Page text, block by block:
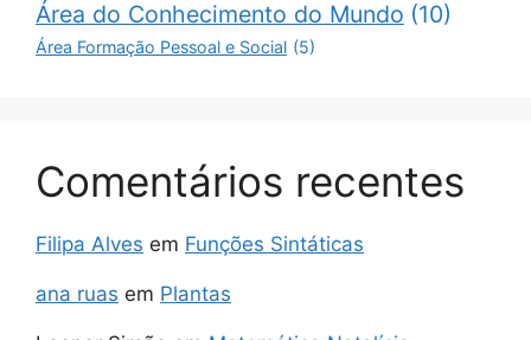
Área do Conhecimento do Mundo (10)
Área Formação Pessoal e Social (5)
Comentários recentes
Filipa Alves em Funções Sintáticas
ana ruas em Plantas